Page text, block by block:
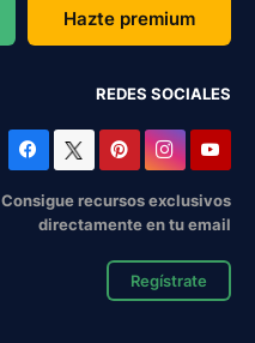
Hazte premium
REDES SOCIALES
Consigue recursos exclusivos
directamente en tu email
Regístrate